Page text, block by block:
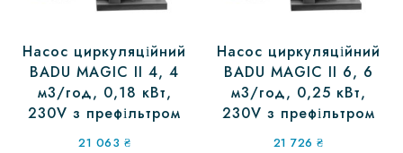
Насос циркуляційний
BADU MAGIC II 4, 4
м3/год, 0,18 кВт,
230V з префільтром
21 063 ₴
Насос циркуляційний
BADU MAGIC II 6, 6
м3/год, 0,25 кВт,
230V з префільтром
21 726₴